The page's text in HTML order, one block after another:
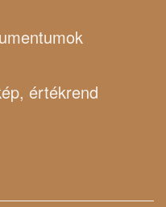
értékrend